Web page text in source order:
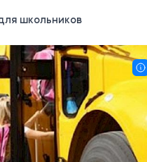
школьников